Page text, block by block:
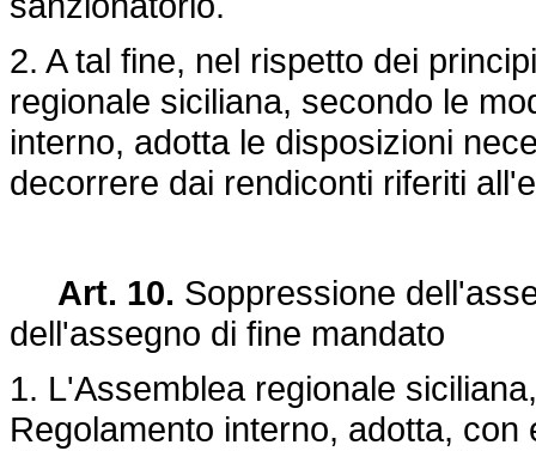
2. A tal fine, nel rispetto dei
regionale siciliana, secondo le
interno, adotta le disposizioni
decorrere dai rendiconti riferiti
Art. 10. Soppressione
dell'assegno di fine mandato
1. L'Assemblea regionale
Regolamento interno, adotta,